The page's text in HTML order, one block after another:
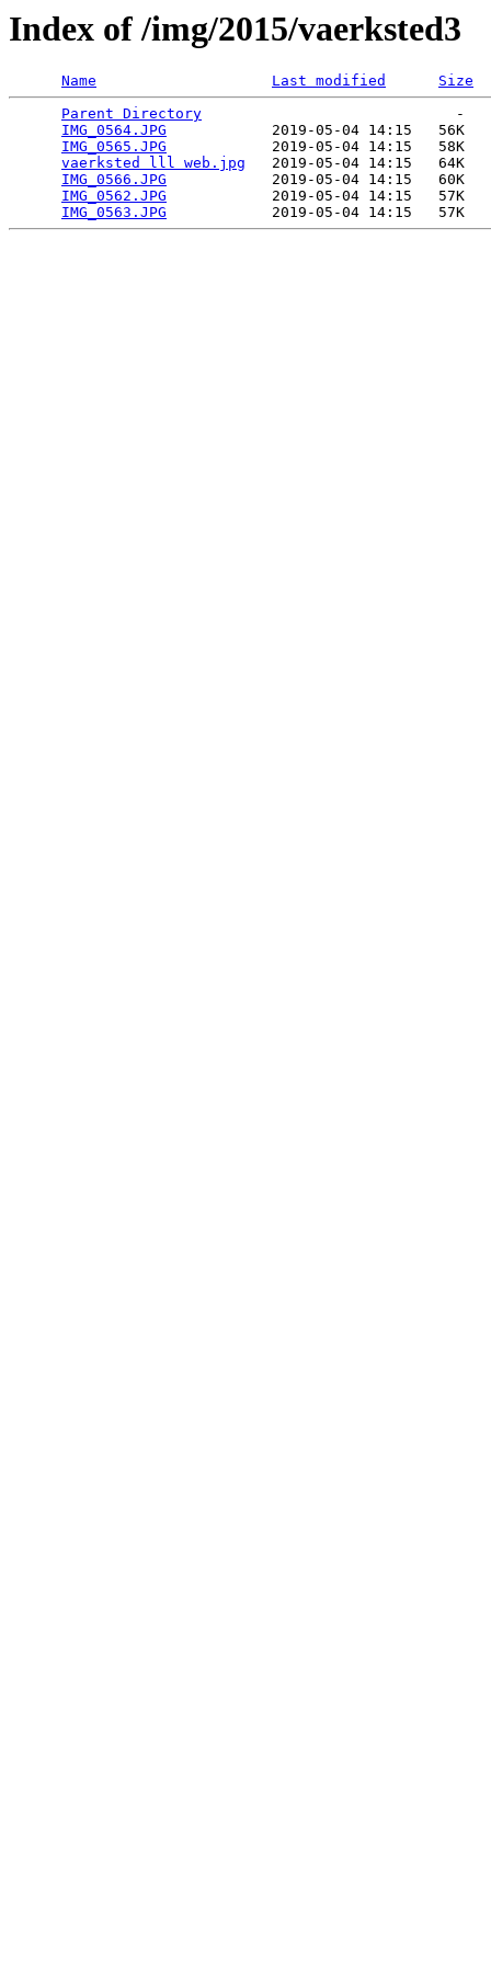
Index of /img/2015/vaerksted3
Name Last modified
Size
Parent Directory
                             -
IMG_0564.JPG
            2019-05-04 14:15   56K
IMG_0565.JPG
            2019-05-04 14:15   58K
vaerksted lll web.jpg
   2019-05-04 14:15   64K
IMG_0566.JPG
            2019-05-04 14:15   60K
IMG_0562.JPG
            2019-05-04 14:15   57K
IMG_0563.JPG